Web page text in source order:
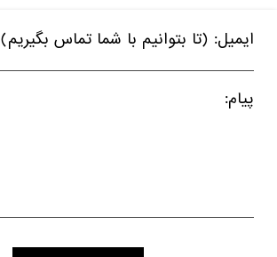
ایمیل: (تا بتوانیم با شما تماس بگیریم)
پیام: